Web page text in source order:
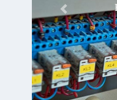
Previous